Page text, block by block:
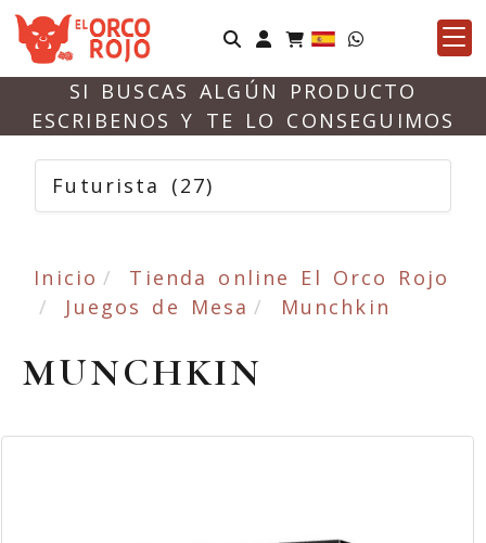
Identifícate
SI BUSCAS ALGÚN PRODUCTO
ESCRIBENOS Y TE LO CONSEGUIMOS
Futurista (27)
Inicio
Tienda online El Orco Rojo
Juegos de Mesa
Munchkin
MUNCHKIN